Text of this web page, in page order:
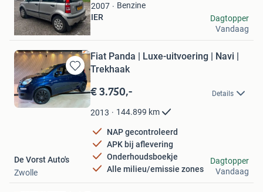
Favorieten2007
Benzine
MIWI VERHUIS KOERIER
Groningen
Dagtopper
Vandaag
Bewaren
in
Mijn
Favorieten
Fiat Panda | Luxe-uitvoering | Navi |
Trekhaak
€ 3.750,- Details
2013 144.899 km
NAP gecontroleerd
APK bij aflevering
Onderhoudsboekje
Alle milieu/emissie zones
De Vorst Auto's
Zwolle
Dagtopper
Vandaag